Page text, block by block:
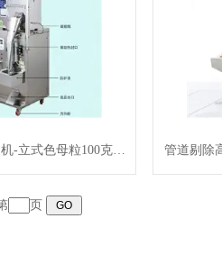
qy非标颗粒自动包装机-立式色母粒100克装袋机 管道剔除
页